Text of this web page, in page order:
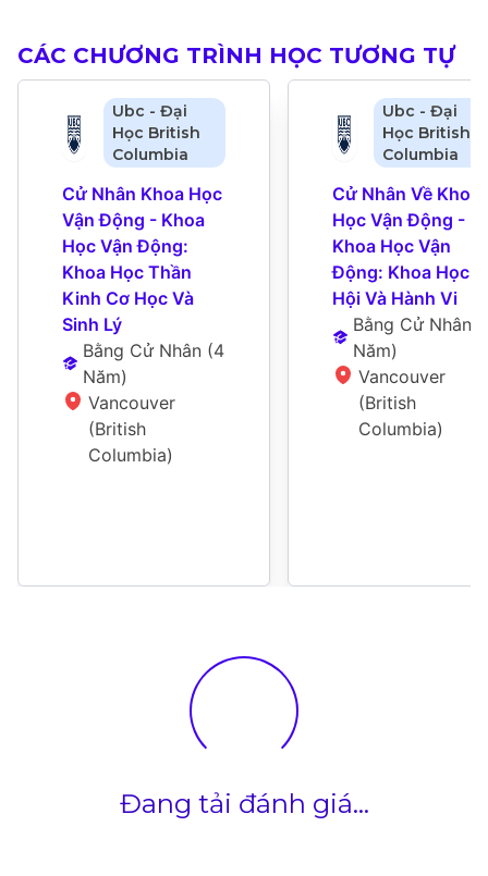
CÁC CHƯƠNG TRÌNH HỌC TƯƠNG TỰ
Ubc - Đại
Học British
Columbia
Cử Nhân Khoa Học
Vận Động - Khoa
Học Vận Động:
Khoa Học Thần
Kinh Cơ Học Và
Sinh Lý
Bằng Cử Nhân (4
Năm)
Vancouver
(British
Columbia)
Ubc - Đại
Học British
Columbia
Cử Nhân Về Khoa
Học Vận Động -
Khoa Học Vận
Động: Khoa Học
Hội Và Hành Vi
Bằng Cử Nhân
Năm)
Vancouver
(British
Columbia)
Đang tải đánh giá...